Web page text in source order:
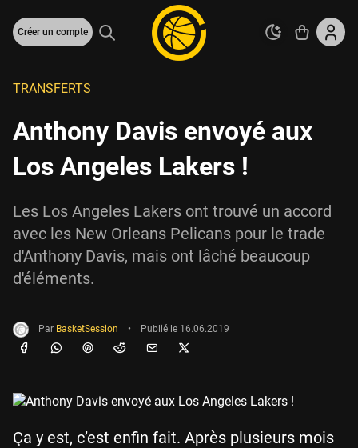
Créer un compte
TRANSFERTS
Anthony Davis envoyé aux
Los Angeles Lakers !
Les Los Angeles Lakers ont trouvé un accord
avec les New Orleans Pelicans pour le trade
d'Anthony Davis, mais ont lâché beaucoup
d'éléments.
Par BasketSession • Publié le 16.06.2019
Ça y est, c’est enfin fait. Après plusieurs mois